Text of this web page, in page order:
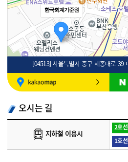
한국회계기준원
[04513] 서울특별시 중구 세종대로 39
오시는 길
지하철 이용시
2호선
1호선